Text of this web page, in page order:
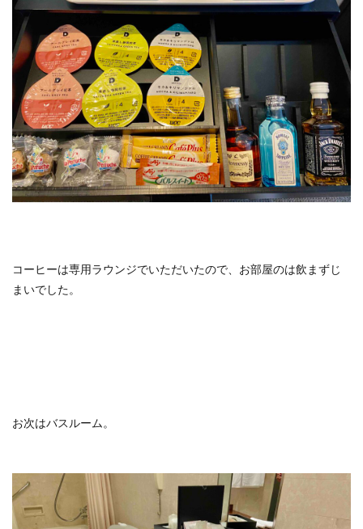
コーヒーは専用ラウンジでいただいたので、お部屋のは飲まずじ
まいでした。
お次はバスルーム。